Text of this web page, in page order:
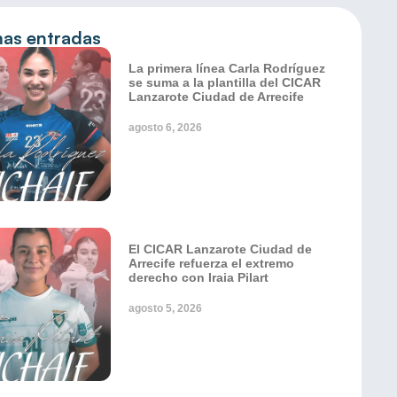
entradas
La primera línea Carla Rodríguez
se suma a la plantilla del CICAR
Lanzarote Ciudad de Arrecife
agosto 6, 2026
El CICAR Lanzarote Ciudad de
Arrecife refuerza el extremo
derecho con Iraia Pilart
agosto 5, 2026